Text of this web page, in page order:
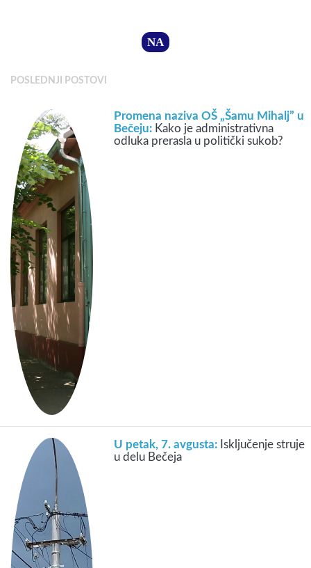
NA
POSLEDNJI POSTOVI
Promena naziva OŠ „Šamu Mihalj” u
Bečeju: Kako je administrativna
odluka prerasla u politički sukob?
U petak, 7. avgusta: Isključenje struje
u delu Bečeja